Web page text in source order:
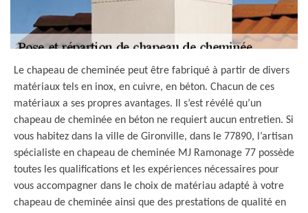
Le chapeau de cheminée peut être fabriqué à partir de divers
matériaux tels en inox, en cuivre, en béton. Chacun de ces
matériaux a ses propres avantages. Il s’est révélé qu’un
chapeau de cheminée en béton ne requiert aucun entretien. Si
vous habitez dans la ville de Gironville, dans le 77890, l’artisan
spécialiste en chapeau de cheminée MJ Ramonage 77 possède
toutes les qualifications et les expériences nécessaires pour
vous accompagner dans le choix de matériau adapté à votre
chapeau de cheminée ainsi que des prestations de qualité en